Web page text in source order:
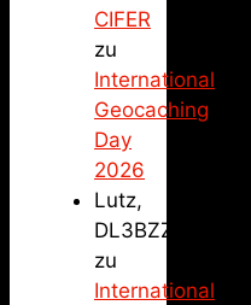
CIFER
zu
International
Geocaching
Day
2026
Lutz,
DL3BZZ
zu
International